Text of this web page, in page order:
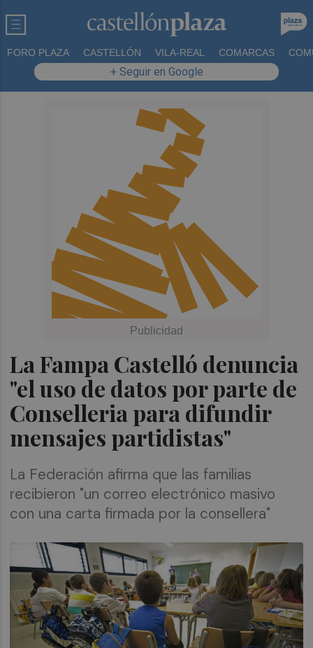
FORO PLAZA CASTELLÓN VILA-REAL COMARCAS
+ Seguir en Google
La Fampa Castelló denuncia
"el uso de datos por parte de
Conselleria para difundir
mensajes partidistas"
La Federación afirma que las familias
recibieron "un correo electrónico masivo
con una carta firmada por la consellera"